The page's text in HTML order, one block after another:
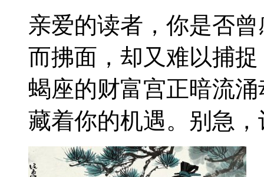
亲爱的读者，你是否
而拂面，却又难以捕
蝎座的财富宫正暗流
藏着你的机遇。别急